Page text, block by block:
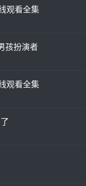
观看全集
孩扮演者
观看全集